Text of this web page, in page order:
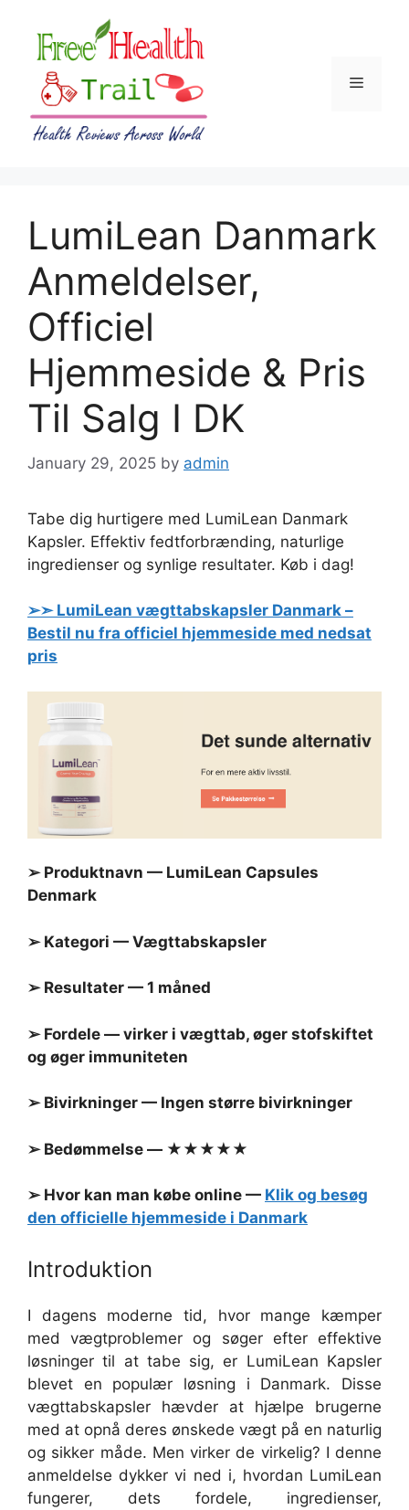
content
Menu
LumiLean Danmark
Anmeldelser,
Officiel
Hjemmeside & Pris
Til Salg I DK
January 29, 2025 by admin
Tabe dig hurtigere med LumiLean Danmark
Kapsler. Effektiv fedtforbrænding, naturlige
ingredienser og synlige resultater. Køb i dag!
➢➣ LumiLean vægttabskapsler Danmark –
Bestil nu fra officiel hjemmeside med nedsat
pris
➢ Produktnavn — LumiLean Capsules
Denmark
➢ Kategori — Vægttabskapsler
➢ Resultater — 1 måned
➢ Fordele — virker i vægttab, øger stofskiftet
og øger immuniteten
➢ Bivirkninger — Ingen større bivirkninger
➢ Bedømmelse — ★★★★★
➢ Hvor kan man købe online — Klik og besøg
den officielle hjemmeside i Danmark
Introduktion
I dagens moderne tid, hvor mange kæmper
med vægtproblemer og søger efter effektive
løsninger til at tabe sig, er LumiLean Kapsler
blevet en populær løsning i Danmark. Disse
vægttabskapsler hævder at hjælpe brugerne
med at opnå deres ønskede vægt på en naturlig
og sikker måde. Men virker de virkelig? I denne
anmeldelse dykker vi ned i, hvordan LumiLean
fungerer, dets fordele, ingredienser,